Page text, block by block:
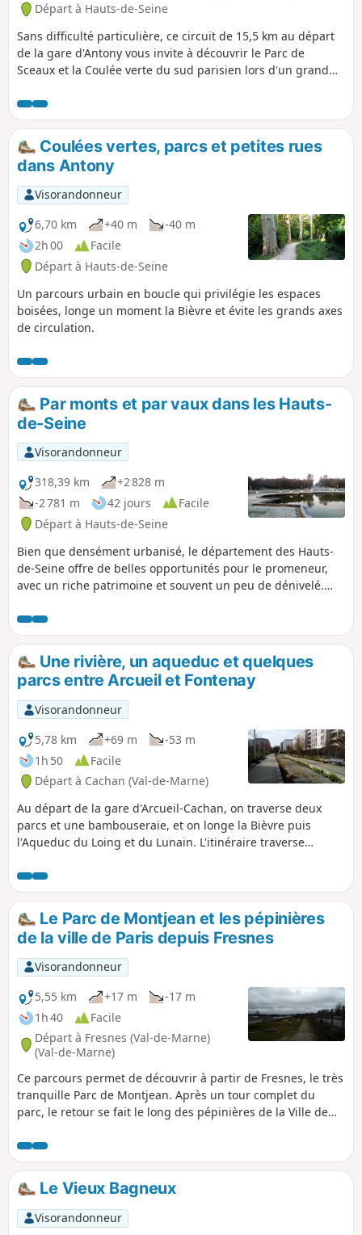
Départ à Hauts-de-Seine
Sans difficulté particulière, ce circuit de 15,5 km au départ
de la gare d'Antony vous invite à découvrir le Parc de
Sceaux et la Coulée verte du sud parisien lors d'un grand
surprendre par les paysages associant ville et nature de la
Coulée Verte et par les perspectives grandioses du Parc de
Sceaux.Coulées vertes, parcs et petites rues
dans Antony
Visorandonneur
6,70 km
+40 m
-40 m
2h 00
Facile
Départ à Hauts-de-Seine
Un parcours urbain en boucle qui privilégie les espaces
boisées, longe un moment la Bièvre et évite les grands axes
de circulation.
Par monts et par vaux dans les Hauts-
de-Seine
Visorandonneur
318,39 km
+2 828 m
-2 781 m
42 jours
Facile
Départ à Hauts-de-Seine
Bien que densément urbanisé, le département des Hauts-
de-Seine offre de belles opportunités pour le promeneur,
avec un riche patrimoine et souvent un peu de dénivelé.
par les transports en commun, vous emmène à la
découverte de ce département en évitant autant que
possible les grands axes de circulation et en privilégiant les
sentes et ruelles, les parcs publics et les espaces boisés.
Une rivière, un aqueduc et quelques
parcs entre Arcueil et Fontenay
Visorandonneur
5,78 km
+69 m
-53 m
1h 50
Facile
Départ à Cachan (Val-de-Marne)
Au départ de la gare d'Arcueil-Cachan, on traverse deux
parcs et une bambouseraie, et on longe la Bièvre puis
l'Aqueduc du Loing et du Lunain. L'itinéraire traverse
regagner la gare de Fontenay-aux-Roses, début et terme de
cette longue boucle à travers la proche banlieue parisienne.
Le Parc de Montjean et les pépinières
de la ville de Paris depuis Fresnes
Visorandonneur
5,55 km
+17 m
-17 m
1h 40
Facile
Départ à Fresnes (Val-de-Marne)
(Val-de-Marne)
Ce parcours permet de découvrir à partir de Fresnes, le très
tranquille Parc de Montjean. Après un tour complet du
parc, le retour se fait le long des pépinières de la Ville de
long de la Voie des Laitières.
Le Vieux Bagneux
Visorandonneur